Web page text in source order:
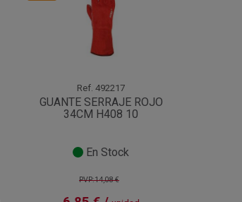
Ref. 492217
GUANTE SERRAJE ROJO
34CM H408 10
En Stock
PVP:14,08 €